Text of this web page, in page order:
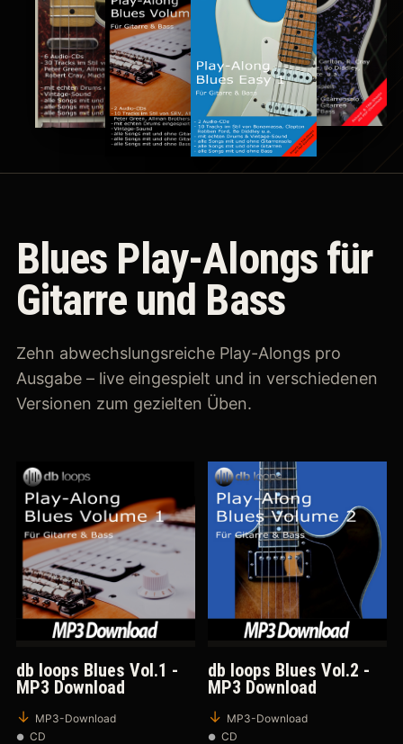
Blues Play-Alongs für
Gitarre und Bass
Zehn abwechslungsreiche Play-Alongs pro
Ausgabe – live eingespielt und in verschiedenen
Versionen zum gezielten Üben.
db loops Blues Vol.1 -
MP3 Download
MP3-Download
CD
db loops Blues Vol.2 -
MP3 Download
MP3-Download
CD